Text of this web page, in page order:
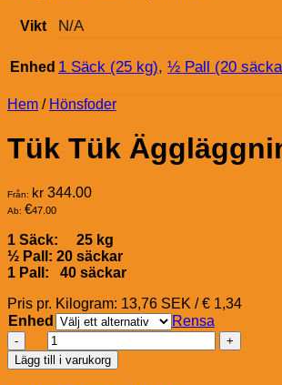
Vikt N/A
Enhed 1 Säck (25 kg), ½ Pall (20
Hem / Hönsfoder
Tük Tük
Från: kr 344.00
Ab: €47.00
1 Säck: 25 kg
½ Pall: 20 säckar
1 Pall: 40 säckar
Pris pr. Kilogram: 13,76 SEK / € 1,34
Enhed
Rensa
Tük
Tük
Äggläggningsfoder
Lägg till i varukorg